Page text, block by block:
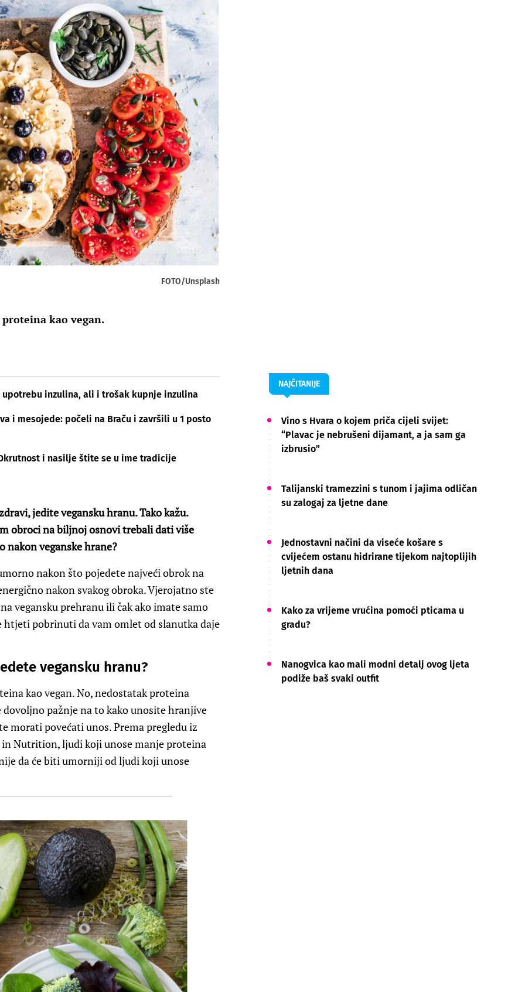
FOTO/Unsplash
kao vegan.
inzulina, ali i trošak kupnje inzulina
i mesojede: počeli na Braču i završili u 1 posto
i nasilje štite se u ime tradicije
jedite vegansku hranu. Tako kažu.
obroci na biljnoj osnovi trebali dati više
nakon veganske hrane?
nakon što pojedete najveći obrok na
nakon svakog obroka. Vjerojatno ste
vegansku prehranu ili čak ako imate samo
htjeti pobrinuti da vam omlet od slanutka daje
vegansku hranu?
kao vegan. No, nedostatak proteina
dovoljno pažnje na to kako unosite hranjive
morati povećati unos. Prema pregledu iz
in Nutrition, ljudi koji unose manje proteina
da će biti umorniji od ljudi koji unose
NAJČITANIJE
Vino s Hvara o kojem priča cijeli svijet:
“Plavac je nebrušeni dijamant, a ja sam ga
izbrusio”
Talijanski tramezzini s tunom i jajima odličan
su zalogaj za ljetne dane
Jednostavni načini da viseće košare s
cvijećem ostanu hidrirane tijekom najtoplijih
ljetnih dana
Kako za vrijeme vrućina pomoći pticama u
gradu?
Nanogvica kao mali modni detalj ovog ljeta
podiže baš svaki outfit